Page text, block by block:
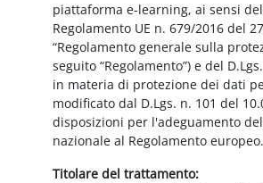
piattaforma e-learning, ai sensi
Regolamento UE n. 679/2016 del
“Regolamento generale sulla
seguito “Regolamento”) e del
in materia di protezione dei dati
modificato dal D.Lgs. n. 101 del
disposizioni per l'adeguamento
nazionale al Regolamento europeo.
Titolare del trattamento: